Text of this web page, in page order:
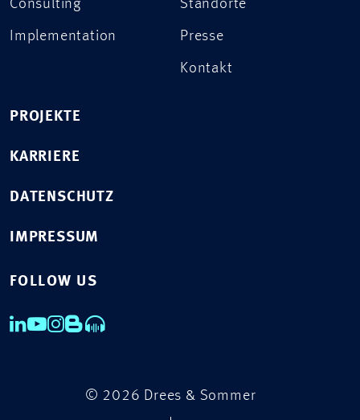
Consulting
Implementation
Standorte
Presse
Kontakt
PROJEKTE
KARRIERE
DATENSCHUTZ
IMPRESSUM
FOLLOW US
© 2026 Drees & Sommer